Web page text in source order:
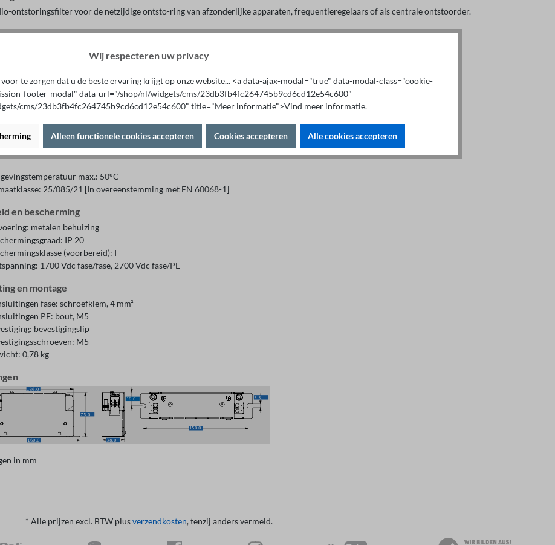
ontstoringsfilter voor de netzijdige ontsto-ring van afzonderlijke apparaten, frequentieregelaars of als centrale ontstoorder.
0 - 250 Vac
frequentie: 50 - 60 Hz
150%, kortstondig
volgens DIN EN 60939‑2
max.: 50°C
25/085/21 [In overeenstemming met EN 60068-1]
en bescherming
metalen behuizing
IP 20
(voorbereid): I
1700 Vdc fase/fase, 2700 Vdc fase/PE
en montage
fase: schroefklem, 4 mm²
PE: bout, M5
bevestigingslip
M5
0,78 kg
in mm
* Alle prijzen excl. BTW plusverzendkosten, tenzij anders vermeld.
Wij respecteren uw privacy
te zorgen dat u de beste ervaring krijgt op onze website... <a data-ajax-modal="true" data-modal-class="cookie-
footer-modal" data-url="/shop/nl/widgets/cms/23db3fb4fc264745b9cd6cd12e54c600"
cms/23db3fb4fc264745b9cd6cd12e54c600" title="Meer informatie">Vind meer informatie.
Alleen functionele cookies accepteren Cookies accepteren Alle cookies accepteren